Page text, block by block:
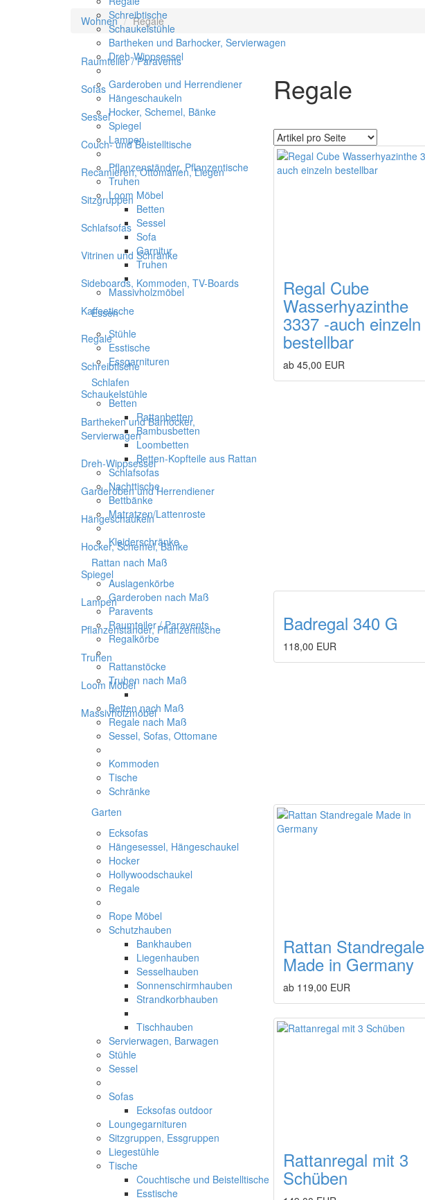
Schreibtische
Schaukelstühle
Bartheken und Barhocker, Servierwagen
Dreh-Wippsessel
Garderoben und Herrendiener
Hängeschaukeln
Hocker, Schemel, Bänke
Spiegel
Lampen
Pflanzenständer, Pflanzentische
Truhen
Loom Möbel
Betten
Sessel
Sofa
Garnitur
Truhen
Massivholzmöbel
Essen
Stühle
Esstische
Essgarnituren
Schlafen
Betten
Rattanbetten
Bambusbetten
Loombetten
Betten-Kopfteile aus Rattan
Schlafsofas
Nachttische
Bettbänke
Matratzen/Lattenroste
Kleiderschränke
Rattan nach Maß
Auslagenkörbe
Garderoben nach Maß
Paravents
Raumteiler / Paravents
Regalkörbe
Rattanstöcke
Truhen nach Maß
Betten nach Maß
Regale nach Maß
Sessel, Sofas, Ottomane
Kommoden
Tische
Schränke
Garten
Ecksofas
Hängesessel, Hängeschaukel
Hocker
Hollywoodschaukel
Regale
Rope Möbel
Schutzhauben
Bankhauben
Liegenhauben
Sesselhauben
Sonnenschirmhauben
Strandkorbhauben
Tischhauben
Servierwagen, Barwagen
Stühle
Sessel
Sofas
Ecksofas outdoor
Loungegarnituren
Sitzgruppen, Essgruppen
Liegestühle
Tische
Couchtische und Beistelltische
Esstische
Wohnen Regale
Raumteiler / Paravents
Sofas
Sessel
Couch- und Beistelltische
Recamieren, Ottomanen, Liegen
Sitzgruppen
Schlafsofas
Vitrinen und Schränke
Sideboards, Kommoden, TV-Boards
Kaffeetische
Regale
Schreibtische
Schaukelstühle
Bartheken und Barhocker,
Servierwagen
Dreh-Wippsessel
Garderoben und Herrendiener
Hängeschaukeln
Hocker, Schemel, Bänke
Spiegel
Lampen
Pflanzenständer, Pflanzentische
Truhen
Loom Möbel
Massivholzmöbel
Regale
Regal Cube
Wasserhyazinthe
3337 -auch einzeln
bestellbar
ab 45,00 EUR
Badregal 340 G
118,00 EUR
Rattan Standregale
Made in Germany
ab 119,00 EUR
Rattanregal mit 3
Schüben